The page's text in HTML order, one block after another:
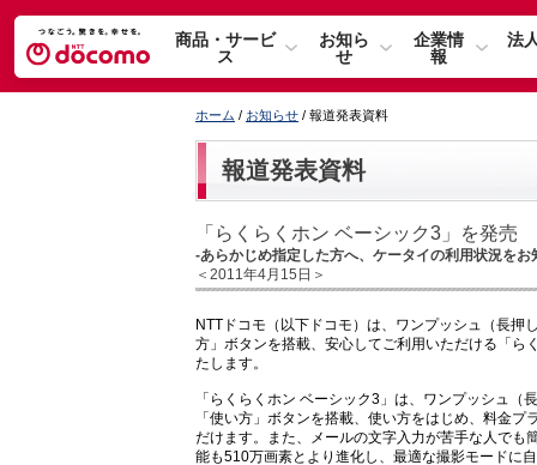
商品・サービ
ス
お知ら
せ
企業情
報
法
ホーム / お知らせ / 報道発表資料
報道発表資料
「らくらくホン ベーシック3」を発売
-あらかじめ指定した方へ、ケータイの利用状況を
＜2011年4月15日＞
NTTドコモ（以下ドコモ）は、ワンプッシュ（長押
方」ボタンを搭載、安心してご利用いただける「
たします。
「らくらくホン ベーシック3」は、ワンプッシュ
「使い方」ボタンを搭載、使い方をはじめ、料金
だけます。また、メールの文字入力が苦手な人でも
能も510万画素とより進化し、最適な撮影モードに